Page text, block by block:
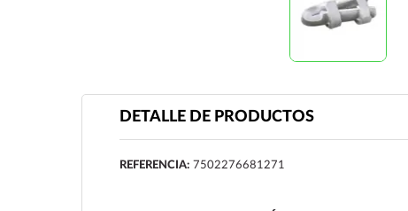
DETALLE DE PRODUCTOS
REFERENCIA: 7502276681271